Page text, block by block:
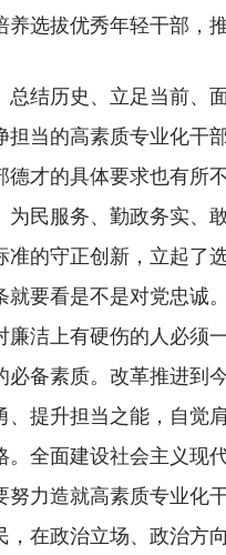
养选拔优秀年轻干部，
历史、立足当前、面
担当的高素质专业化干
德才的具体要求也有所
为民服务、勤政务实、
准的守正创新，立起了
就要看是不是对党忠诚
洁上有硬伤的人必须
必备素质。改革推进到
、提升担当之能，自觉
。全面建设社会主义现
努力造就高素质专业化
，在政治立场、政治方